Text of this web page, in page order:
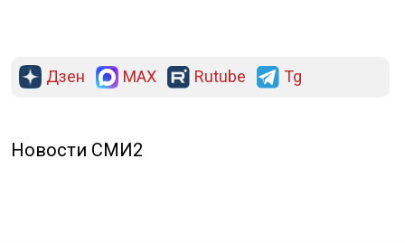
Дзен MAX Rutube Tg
Новости СМИ2